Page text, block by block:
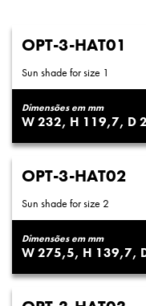
OPT-3-HAT01
Sun shade for size 1
Dimensões em mm
232 119,7
OPT-3-HAT02
Sun shade for size 2
Dimensões em mm
275,5 139,7